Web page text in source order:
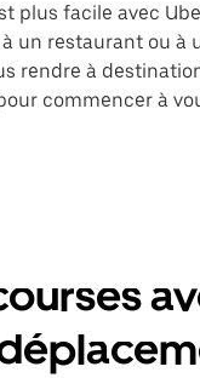
plus facile avec
un restaurant ou
rendre à
commencer à